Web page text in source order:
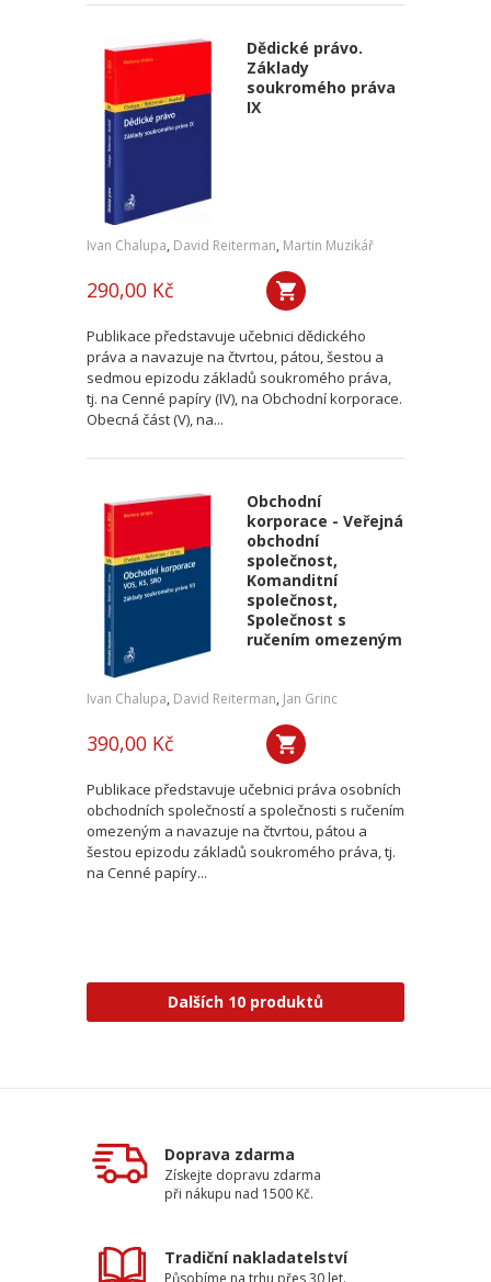
Dědické právo.
Základy
soukromého práva
IX
Ivan Chalupa, David Reiterman, Martin Muzikář
290,00 Kč
Publikace představuje učebnici dědického
práva a navazuje na čtvrtou, pátou, šestou a
sedmou epizodu základů soukromého práva,
tj. na Cenné papíry (IV), na Obchodní korporace.
Obecná část (V), na...
Obchodní
korporace - Veřejná
obchodní
společnost,
Komanditní
společnost,
Společnost s
ručením omezeným
Ivan Chalupa, David Reiterman, Jan Grinc
390,00 Kč
Publikace představuje učebnici práva osobních
obchodních společností a společnosti s ručením
omezeným a navazuje na čtvrtou, pátou a
šestou epizodu základů soukromého práva, tj.
na Cenné papíry...
Dalších 10 produktů
Doprava zdarma
Získejte dopravu zdarma
při nákupu nad 1500 Kč.
Tradiční nakladatelství
Působíme na trhu přes 30 let.